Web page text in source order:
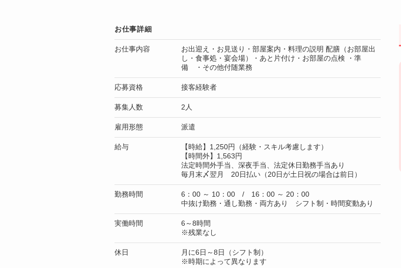
お仕事詳細
お仕事内容
お出迎え・お見送り・部屋案内・料理の説明 配膳（お部屋出
し・食事処・宴会場）・あと片付け・お部屋の点検 ・準
備 ・その他付随業務
応募資格 接客経験者
募集人数 2人
雇用形態 派遣
給与
【時給】1,250円（経験・スキル考慮します）
【時間外】1,563円
法定時間外手当、深夜手当、法定休日勤務手当あり
毎月末〆翌月 20日払い（20日が土日祝の場合は前日）
勤務時間
6：00 ～ 10：00 / 16：00 ～ 20：00
中抜け勤務・通し勤務・両方あり シフト制・時間変動あり
実働時間
6～8時間
※残業なし
休日
月に6日～8日（シフト制）
※時期によって異なります